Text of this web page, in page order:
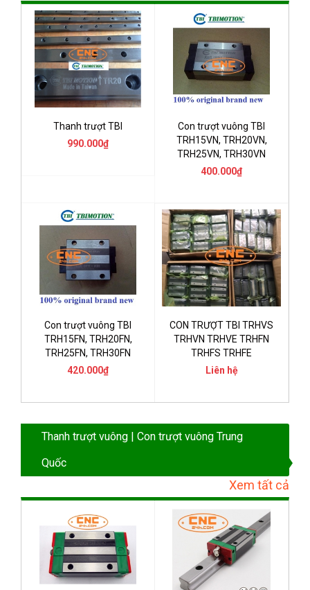
Thanh trượt TBI
990.000₫
Con trượt vuông TBI
TRH15VN, TRH20VN,
TRH25VN, TRH30VN
400.000₫
Con trượt vuông TBI
TRH15FN, TRH20FN,
TRH25FN, TRH30FN
420.000₫
CON TRƯỢT TBI TRHVS
TRHVN TRHVE TRHFN
TRHFS TRHFE
Liên hệ
Thanh trượt vuông | Con trượt vuông Trung
Quốc
Xem tất cả